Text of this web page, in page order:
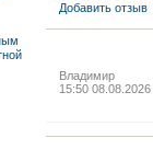
Добавить отзыв
Владимир
15:50 08.08.2026